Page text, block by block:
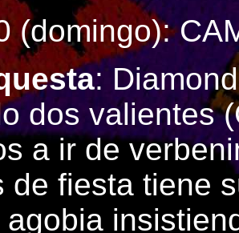
(domingo):
:
valientes
a ir de
de fiesta tiene
agobia